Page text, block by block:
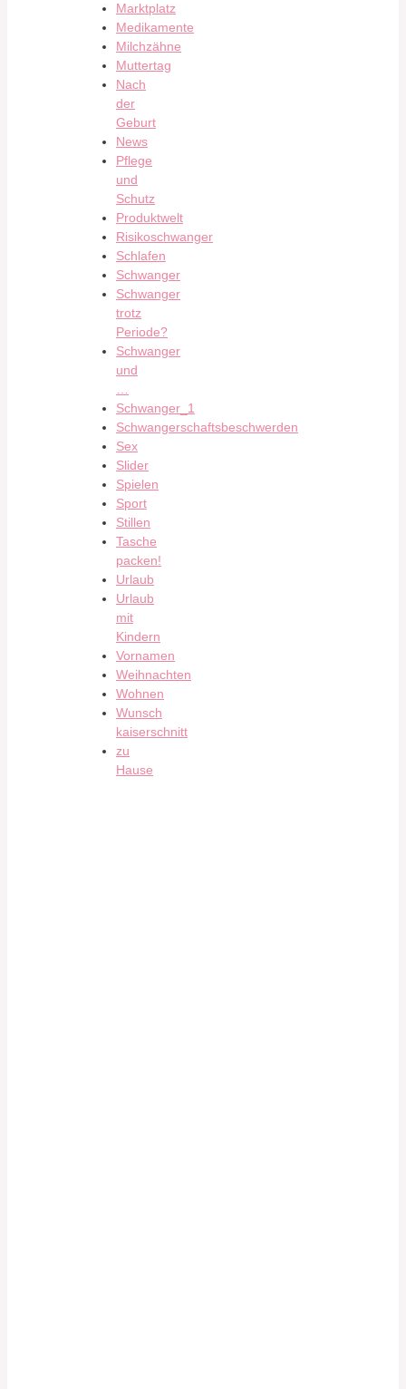
Marktplatz
Medikamente
Milchzähne
Muttertag
Nach
der
Geburt
News
Pflege
und
Schutz
Produktwelt
Risikoschwanger
Schlafen
Schwanger
Schwanger
trotz
Periode?
Schwanger
und
Schwanger_1
Schwangerschaftsbeschwerden
Sex
Slider
Spielen
Sport
Stillen
Tasche
packen!
Urlaub
Urlaub
mit
Kindern
Vornamen
Weihnachten
Wohnen
Wunsch
kaiserschnitt
zu
Hause